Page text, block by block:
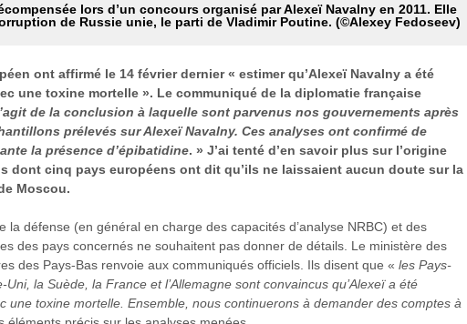
lors d’un concours organisé par Alexeï Navalny en 2011. Elle
de Russie unie, le parti de Vladimir Poutine. (©Alexey Fedoseev)
ont affirmé le 14 février dernier « estimer qu’Alexeï Navalny a été
une toxine mortelle ». Le communiqué de la diplomatie française
de la conclusion à laquelle sont parvenus nos gouvernements après
prélevés sur Alexeï Navalny. Ces analyses ont confirmé de
la présence d’épibatidine. » J’ai tenté d’en savoir plus sur l’origine
dont cinq pays européens ont dit qu’ils ne laissaient aucun doute sur la
Moscou.
la défense (en général en charge des capacités d’analyse NRBC) et des
des pays concernés ne souhaitent pas donner de détails. Le ministère des
des Pays-Bas renvoie aux communiqués officiels. Ils disent que « les Pays-
Uni, la Suède, la France et l’Allemagne sont convaincus qu’Alexeï a été
une toxine mortelle. Ensemble, nous continuerons à demander des comptes à